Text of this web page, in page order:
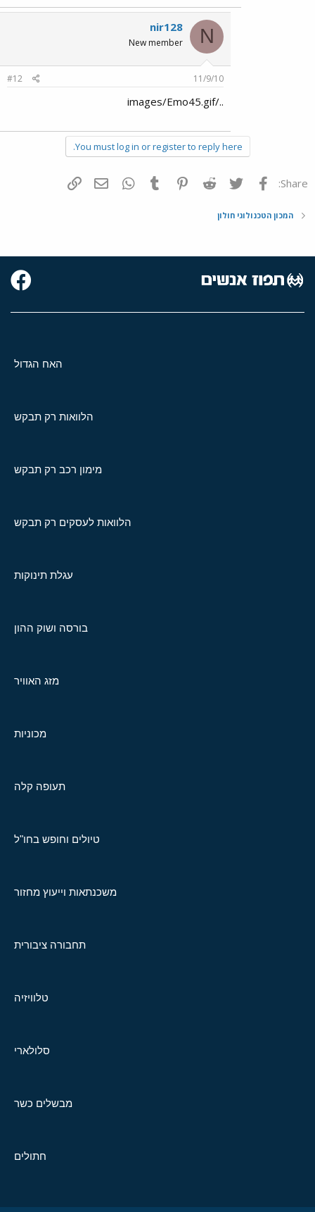
N
nir128
New member
11/9/10
#12
../images/Emo45.gif
You must log in or register to reply here.
Share: פייסבוק Twitter
Reddit
Pinterest
Tumblr
WhatsAppדואר אלקטרוני
המכון הטכנולוגי חולון
האח הגדול
הלוואות רק תבקש
מימון רכב רק תבקש
הלוואות לעסקים רק תבקש
עגלת תינוקות
בורסה ושוק ההון
מזג האוויר
מכוניות
תעופה קלה
טיולים וחופש בחו"ל
משכנתאות וייעוץ מחזור
תחבורה ציבורית
טלוויזיה
סלולארי
מבשלים כשר
חתולים